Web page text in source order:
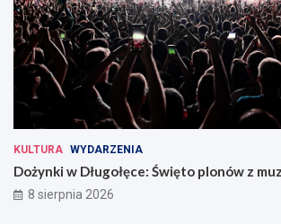
KULTURA WYDARZENIA
Dożynki w Długołęce: Święto plonów z
8 sierpnia 2026